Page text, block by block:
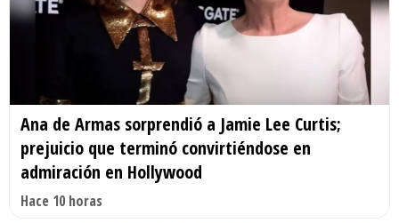
Ana de Armas sorprendió a Jamie Lee Curtis;
prejuicio que terminó convirtiéndose en
admiración en Hollywood
Hace 10 horas